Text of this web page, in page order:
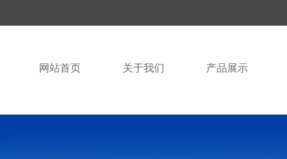
网站首页 关于我们 产品展示